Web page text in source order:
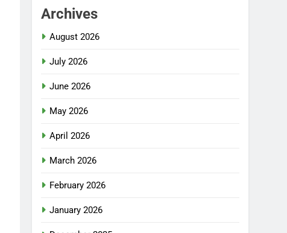
Archives
August 2026
July 2026
June 2026
May 2026
April 2026
March 2026
February 2026
January 2026